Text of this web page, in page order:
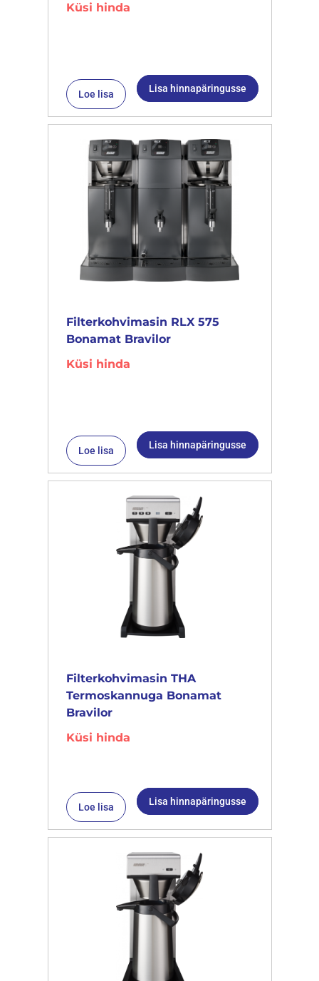
Küsi hinda
Loe lisa Lisa hinnapäringusse
Filterkohvimasin RLX 575
Bonamat Bravilor
Küsi hinda
Loe lisa Lisa hinnapäringusse
Filterkohvimasin THA
Termoskannuga Bonamat
Bravilor
Küsi hinda
Loe lisa Lisa hinnapäringusse